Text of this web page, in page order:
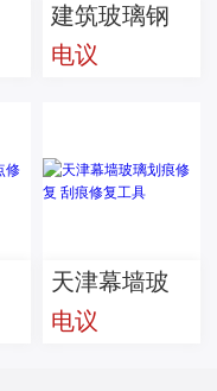
建筑玻璃钢
化玻璃划痕
电议
天津幕墙玻
璃划痕修
电议